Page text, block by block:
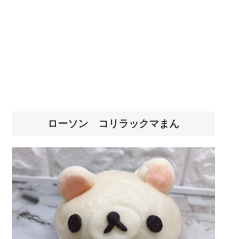
ローソン コリラックマまん